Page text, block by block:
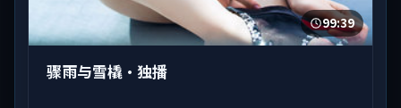
99:39
骤雨与雪橇·独播